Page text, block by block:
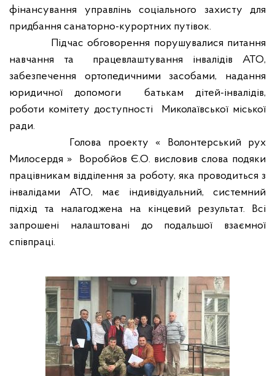
фінансування управлінь соціального захисту для
придбання санаторно-курортних путівок.
Підчас обговорення порушувалися питання
навчання та
працевлаштування інвалідів АТО,
забезпечення ортопедичними засобами, надання
юридичної допомоги
батькам дітей-інвалідів,
роботи комітету доступності
Миколаївської міської
ради.
Голова проекту « Волонтерський рух
Милосердя »
Воробйов Є.О. висловив слова подяки
працівникам відділення за роботу, яка проводиться з
інвалідами АТО, має індивідуальний, системний
підхід та налагоджена на кінцевий результат. Всі
запрошені налаштовані до подальшої взаємної
співпраці.